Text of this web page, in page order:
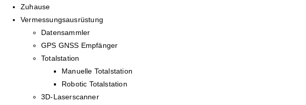
Zuhause
Vermessungsausrüstung
Datensammler
GPS GNSS Empfänger
Totalstation
Manuelle Totalstation
Robotic Totalstation
3D-Laserscanner